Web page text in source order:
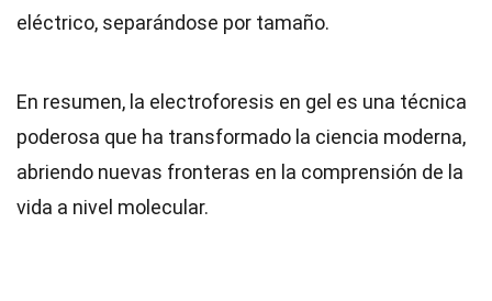
eléctrico, separándose por tamaño.
En resumen, la electroforesis en gel es una técnica
poderosa que ha transformado la ciencia moderna,
abriendo nuevas fronteras en la comprensión de la
vida a nivel molecular.